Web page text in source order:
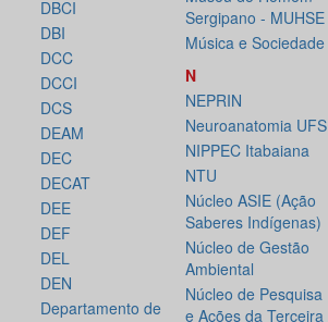
DBCI
DBI
DCC
DCCI
DCS
DEAM
DEC
DECAT
DEE
DEF
DEL
DEN
Departamento de
Sergipano - MUHSE
Música e Sociedade
N
NEPRIN
Neuroanatomia UFS
NIPPEC Itabaiana
NTU
Núcleo ASIE (Ação
Saberes Indígenas)
Núcleo de Gestão
Ambiental
Núcleo de Pesquisa
e Ações da Terceira